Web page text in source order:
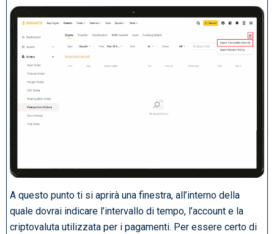
A questo punto ti si aprirà una finestra, all’interno della
quale dovrai indicare l’intervallo di tempo, l’account e la
criptovaluta utilizzata per i pagamenti. Per essere certo di